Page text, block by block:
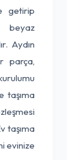
getirip
beyaz
Aydın
parça,
taşıma
taşıma
evinize